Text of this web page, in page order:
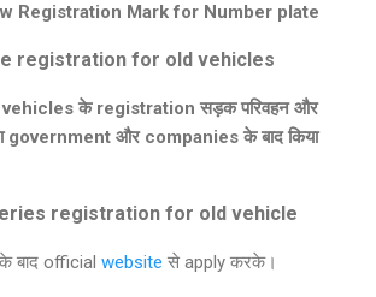
Registration Mark for Number plate
registration for old vehicles
के registration सड़क परिवहन और
government और companies के बाद किया
registration for old vehicle
बाद official website से apply करके।